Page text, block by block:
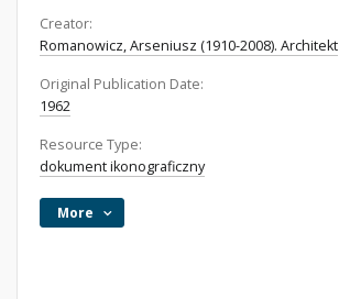
Creator:
Romanowicz, Arseniusz (1910-2008). Architekt
Original Publication Date:
1962
Resource Type:
dokument ikonograficzny
More